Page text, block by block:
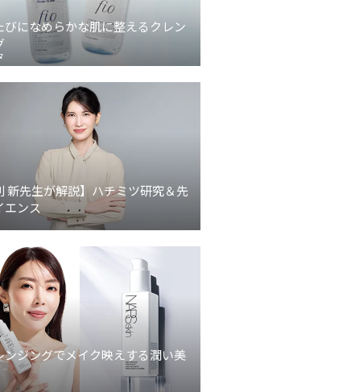
びになめらかな肌に整えるクレン
新先生が解説】ハチミツ研究＆先
エンス
ンジングでメイク映えする潤い美